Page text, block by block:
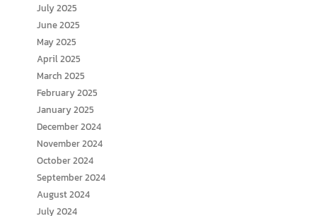
July 2025
June 2025
May 2025
April 2025
March 2025
February 2025
January 2025
December 2024
November 2024
October 2024
September 2024
August 2024
July 2024